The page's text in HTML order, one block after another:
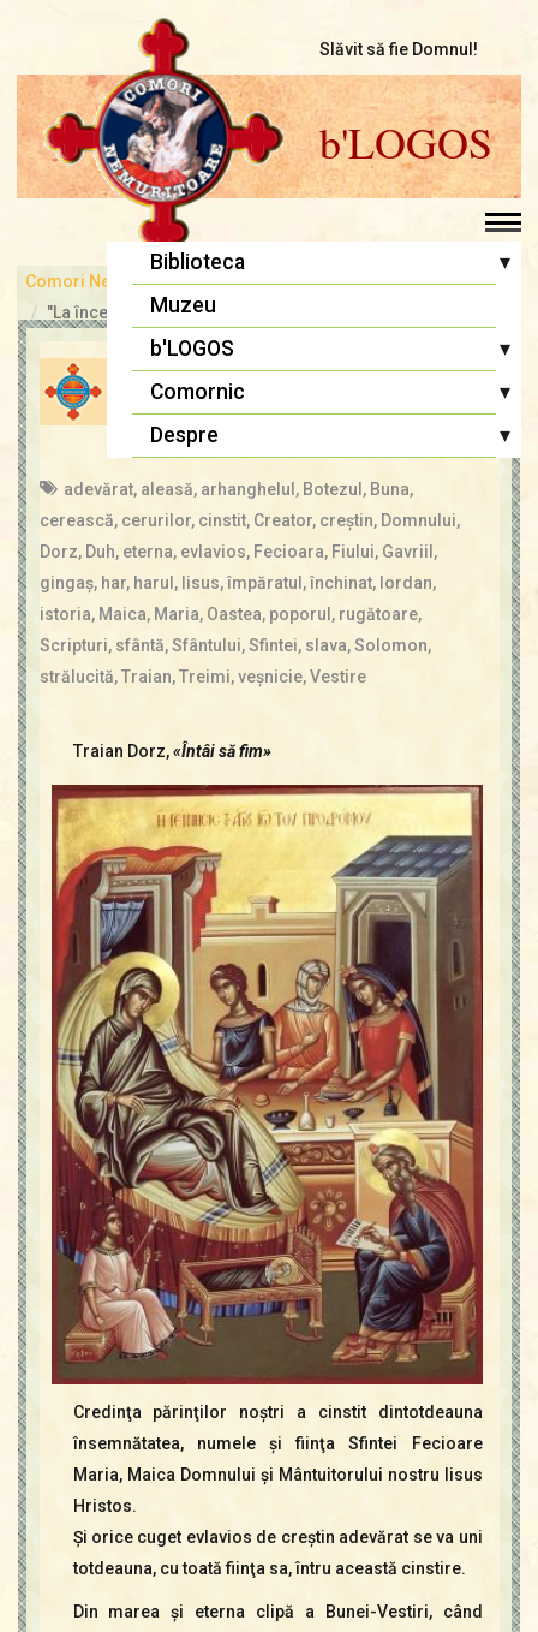
Slăvit să fie Domnul!
b'LOGOS
Biblioteca ▾
Fr. Ioan Marini
Muzeu
b'LOGOS
▾
Lupta cea bună
Multimedia
Pagina copiilor
Comornic ▾
Psaltirea
Mărgăritare
Calendar
Glosar
Despre ▾
Condiții de Colaborare
Contact
Comori Nemuritoare
bLOGOS
"La început a fost Cuvântul..."
DESPRE CINSTIREA MAICII
DOMNULUI
admin
adevărat, aleasă, arhanghelul, Botezul, Buna,
cerească, cerurilor, cinstit, Creator, creştin, Domnului,
Dorz, Duh, eterna, evlavios, Fecioara, Fiului, Gavriil,
gingaş, har, harul, Iisus,împăratul,închinat, Iordan,
istoria, Maica, Maria, Oastea, poporul, rugătoare,
Scripturi, sfântă,Sfântului,Sfintei, slava,Solomon,
strălucită,Traian,Treimi,veşnicie,Vestire
Traian Dorz,«Întâi să fim»
Credinţa părinţilor noştri a cinstit dintotdeauna
însemnătatea, numele şi fiinţa Sfintei Fecioare
Maria, Maica Domnului şi Mântuitorului nostru Iisus
Hristos.
Şi orice cuget evlavios de creştin adevărat se va uni
totdeauna, cu toată fiinţa sa, întru această cinstire.
Din marea şi eterna clipă a Bunei-Vestiri, când